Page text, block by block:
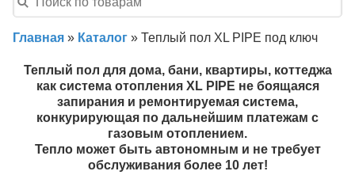
Главная » Каталог » Теплый пол XL PIPE под ключ
Теплый пол для дома, бани, квартиры, коттеджа
как система отопления XL PIPE не боящаяся
запирания и ремонтируемая система,
конкурирующая по дальнейшим платежам с
газовым отоплением.
Тепло может быть автономным и не требует
обслуживания более 10 лет!